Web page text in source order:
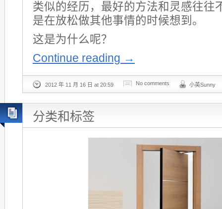
类似的经历，最好的方法和灵感往往
是在放松做其他事情的时候想到。
这是为什么呢？
Continue reading →
2012 年 11 月 16 日 at 20:59 No comments 小英Sunny
分类和标签